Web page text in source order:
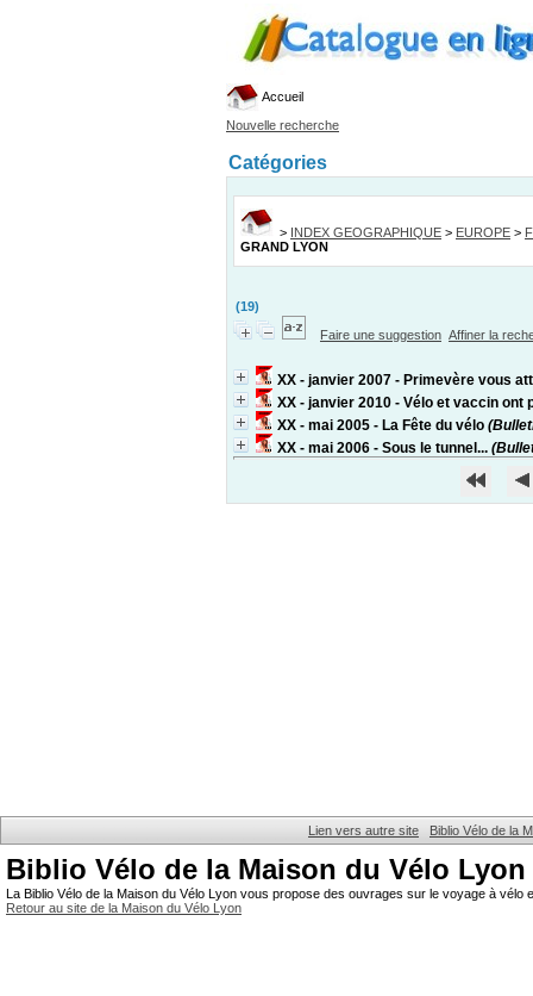
Accueil
Nouvelle recherche
Catégories
> INDEX GEOGRAPHIQUE > EUROPE >
GRAND LYON
(19)
Faire une suggestion Affiner la
XX - janvier 2007 - Primevère vous
XX - janvier 2010 - Vélo et vaccin ont
XX - mai 2005 - La Fête du vélo
XX - mai 2006 - Sous le tunnel...
Lien vers autre site Biblio Vélo de la
Biblio Vélo de la Maison du Vélo Lyon
La Biblio Vélo de la Maison du Vélo Lyon vous propose des ouvrages sur le voyage à
Retour au site de la Maison du Vélo Lyon